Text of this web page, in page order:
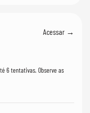
Acessar →
6 tentativas. Observe as